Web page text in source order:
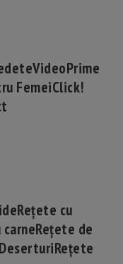
VideoPrime
FemeiClick!
Rețete cu
Rețete de
DeserturiRețete